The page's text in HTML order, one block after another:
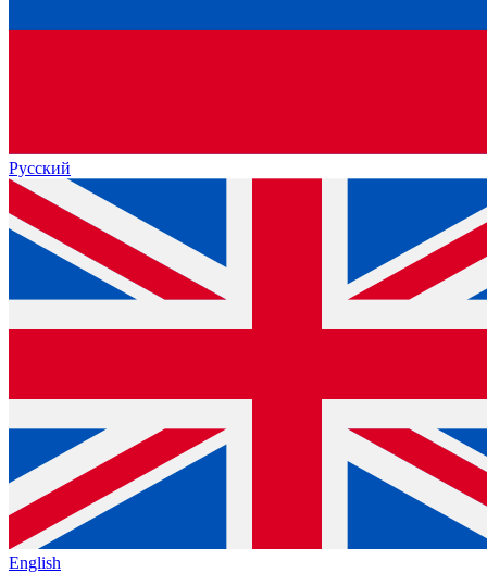
Русский
English